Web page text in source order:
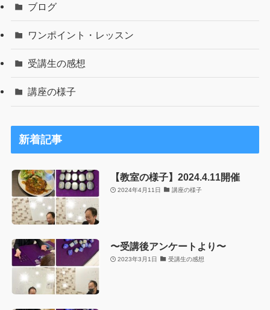
ブログ
ワンポイント・レッスン
受講生の感想
講座の様子
新着記事
【教室の様子】2024.4.11開催
2024年4月11日 講座の様子
〜受講後アンケートより〜
2023年3月1日 受講生の感想